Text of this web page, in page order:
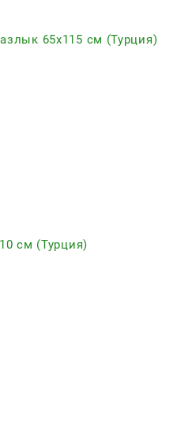
65х115 см (Турция)
см (Турция)